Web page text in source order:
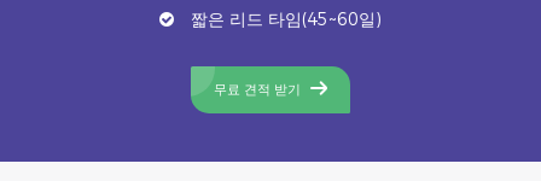
짧은 리드 타임(45~60일)
무료 견적 받기